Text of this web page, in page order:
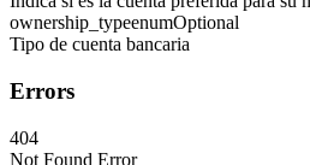
ownership_typeenumOptional
Tipo de cuenta bancaria
Errors
404
Not Found Error